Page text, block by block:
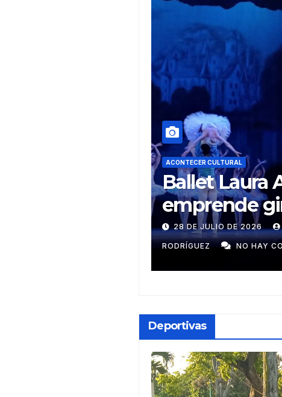
ADRIAN TORRES
ACONTECER CULTURAL
Muñecos y
monotipia
9 DE JULIO DE 2026
GUZMÁN NO HAY
Deportivas